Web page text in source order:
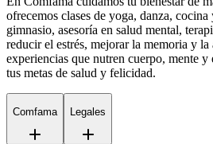
ofrecemos clases de yoga, danza, cocina
gimnasio, asesoría en salud mental,
reducir el estrés, mejorar la memoria y
experiencias que nutren cuerpo, mente y
tus metas de salud y felicidad.
Comfama Legales